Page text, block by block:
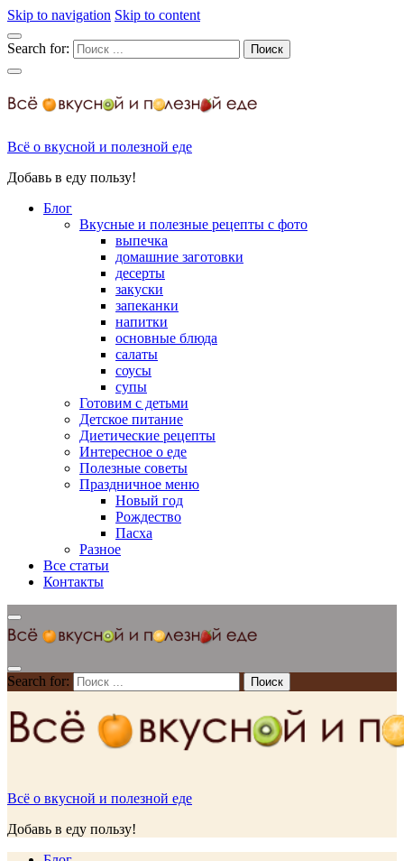
Skip to navigation Skip to content
Search for:
Всё о вкусной и полезной еде
Добавь в еду пользу!
Блог
Вкусные и полезные рецепты с фото
выпечка
домашние заготовки
десерты
закуски
запеканки
напитки
основные блюда
салаты
соусы
супы
Готовим с детьми
Детское питание
Диетические рецепты
Интересное о еде
Полезные советы
Праздничное меню
Новый год
Рождество
Пасха
Разное
Все статьи
Контакты
Search for:
Всё о вкусной и полезной еде
Добавь в еду пользу!